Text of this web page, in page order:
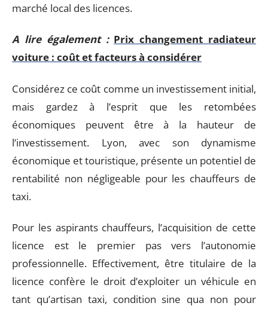
marché local des licences.
A lire également : Prix changement radiateur
voiture : coût et facteurs à considérer
Considérez ce coût comme un investissement initial,
mais gardez à l’esprit que les retombées
économiques peuvent être à la hauteur de
l’investissement. Lyon, avec son dynamisme
économique et touristique, présente un potentiel de
rentabilité non négligeable pour les chauffeurs de
taxi.
Pour les aspirants chauffeurs, l’acquisition de cette
licence est le premier pas vers l’autonomie
professionnelle. Effectivement, être titulaire de la
licence confère le droit d’exploiter un véhicule en
tant qu’artisan taxi, condition sine qua non pour